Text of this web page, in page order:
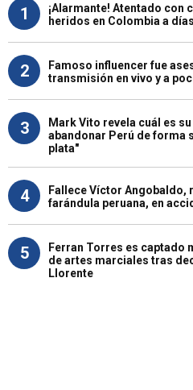
1
¡Alarmante! Atentado con
heridos en Colombia a
2
Famoso influencer fue
transmisión en vivo y a
3
Mark Vito revela cuál es
abandonar Perú de forma
plata"
4
Fallece Víctor Angobaldo,
farándula peruana, en
5
Ferran Torres es captado
de artes marciales tras
Llorente